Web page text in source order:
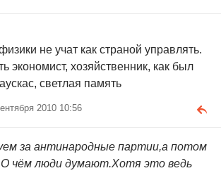
не учат как страной управлять.
экономист, хозяйственник, как был
светлая память
2010 10:56
за антинародные партии,а потом
чём люди думают.Хотя это ведь